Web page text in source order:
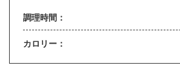
調理時間：
カロリー：